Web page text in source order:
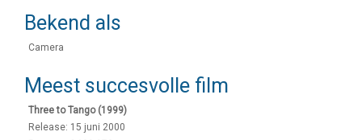
Bekend als
Camera
Meest succesvolle film
Three to Tango (1999)
Release: 15 juni 2000